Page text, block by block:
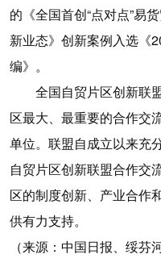
的《全国首创“点对点”易
新业态》创新案例入选《
编》。
全国自贸片区创新联
区最大、最重要的合作交
单位。联盟自成立以来充
自贸片区创新联盟合作交
区的制度创新、产业合作
供有力支持。
（来源：中国日报、绥芬